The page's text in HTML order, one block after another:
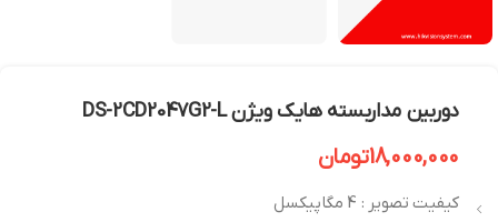
دوربین مداربسته هایک ویژن DS-2CD2047G2-L
18,000,000تومان
کیفیت تصویر : 4 مگاپیکسل